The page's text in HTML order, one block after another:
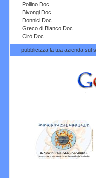
Pollino Doc
Bivongi Doc
Donnici Doc
Greco di Bianco Doc
Cirò Doc
pubblicizza la tua azienda sul